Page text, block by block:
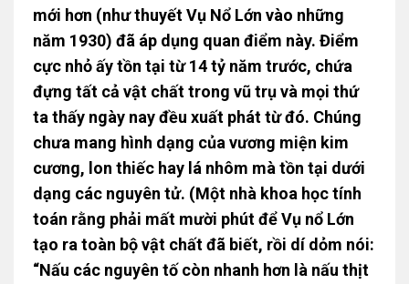
mới hơn (như thuyết Vụ Nổ Lớn vào những
năm 1930) đã áp dụng quan điểm này. Điểm
cực nhỏ ấy tồn tại từ 14 tỷ năm trước, chứa
đựng tất cả vật chất trong vũ trụ và mọi thứ
ta thấy ngày nay đều xuất phát từ đó. Chúng
chưa mang hình dạng của vương miện kim
cương, lon thiếc hay lá nhôm mà tồn tại dưới
dạng các nguyên tử. (Một nhà khoa học tính
toán rằng phải mất mười phút để Vụ nổ Lớn
tạo ra toàn bộ vật chất đã biết, rồi dí dỏm nói:
“Nấu các nguyên tố còn nhanh hơn là nấu thịt